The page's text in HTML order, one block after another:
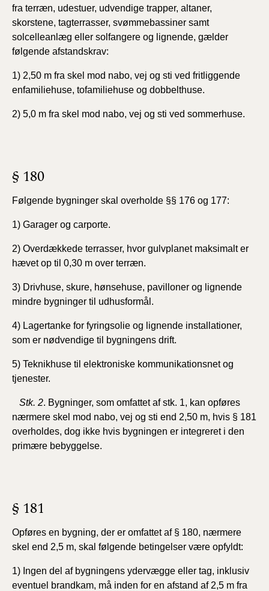
fra terræn, udestuer, udvendige trapper, altaner,
skorstene, tagterrasser, svømmebassiner samt
solcelleanlæg eller solfangere og lignende, gælder
følgende afstandskrav:
1) 2,50 m fra skel mod nabo, vej og sti ved fritliggende
enfamiliehuse, tofamiliehuse og dobbelthuse.
2) 5,0 m fra skel mod nabo, vej og sti ved sommerhuse.
§ 180
Følgende bygninger skal overholde §§ 176 og 177:
1) Garager og carporte.
2) Overdækkede terrasser, hvor gulvplanet maksimalt er
hævet op til 0,30 m over terræn.
3) Drivhuse, skure, hønsehuse, pavilloner og lignende
mindre bygninger til udhusformål.
4) Lagertanke for fyringsolie og lignende installationer,
som er nødvendige til bygningens drift.
5) Teknikhuse til elektroniske kommunikationsnet og
tjenester.
Stk. 2. Bygninger, som omfattet af stk. 1, kan opføres
nærmere skel mod nabo, vej og sti end 2,50 m, hvis § 181
overholdes, dog ikke hvis bygningen er integreret i den
primære bebyggelse.
§ 181
Opføres en bygning, der er omfattet af § 180, nærmere
skel end 2,5 m, skal følgende betingelser være opfyldt:
1) Ingen del af bygningens ydervægge eller tag, inklusiv
eventuel brandkam, må inden for en afstand af 2,5 m fra